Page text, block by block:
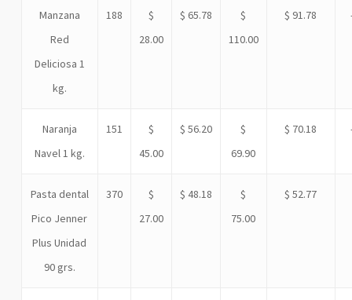
Manzana
Red
Deliciosa 1
kg.
188
$
28.00
$ 65.78
$
110.00
$ 91.78
Naranja
Navel 1 kg.
151
$
45.00
$ 56.20
$
69.90
$ 70.18
Pasta dental
Pico Jenner
Plus Unidad
90 grs.
370
$
27.00
$ 48.18
$
75.00
$ 52.77